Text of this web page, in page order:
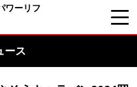
ワーリフ
ース